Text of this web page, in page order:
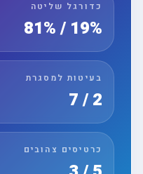
כדורגל שליטה
19% / 81%
בעיטות למסגרת
כרטיסים צהובים